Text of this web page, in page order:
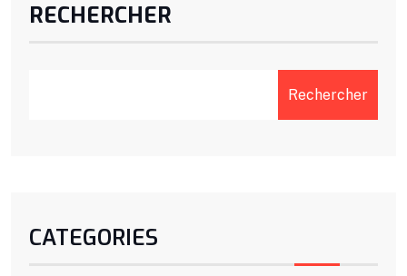
RECHERCHER
Rechercher
CATEGORIES